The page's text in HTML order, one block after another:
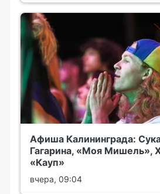
Афиша Калининграда:
Гагарина, «Моя Мишель»,
«Кауп»
вчера, 09:04